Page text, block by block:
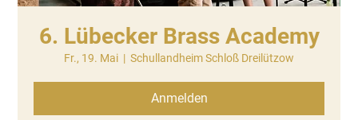
6. Lübecker Brass Academy
Fr., 19. Mai
  |
Schullandheim Schloß Dreilützow
Anmelden